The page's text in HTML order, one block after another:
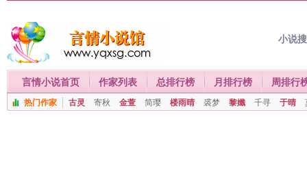
小说
言情小说首页 作家列表 总排行榜 月排行榜 周排行
热门作家 古灵 寄秋 金萱 简璎 楼雨晴 裘梦 黎孅 千寻 于晴